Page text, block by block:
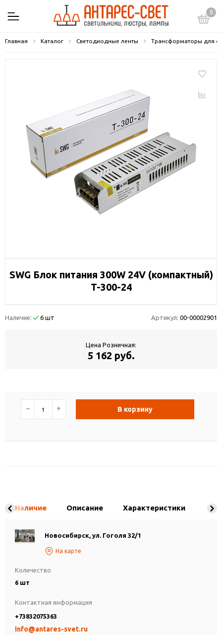
0
Главная Каталог Светодиодные ленты Трансформаторы для
SWG Блок питания 300W 24V (компактный)
T-300-24
Наличие: 6 шт Артикул: 00-00002901
Цена Розничная:
5 162 руб.
− + В корзину
Наличие Описание Характеристики
Новосибирск, ул. Гоголя 32/1
На карте
Количество
6 шт
Контактная информация
+73832075363
info@antares-svet.ru